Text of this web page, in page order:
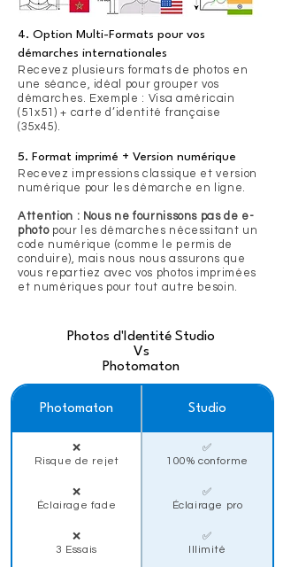
​4. Option Multi-Formats pour vos
démarches internationales
Recevez plusieurs formats de photos en
une séance, idéal pour grouper vos
démarches. Exemple : Visa américain
(51x51) + carte d’identité française
(35x45).
5. Format imprimé + Version numérique
Recevez impressions classique et version
numérique pour les démarche en ligne.
Attention : Nous ne fournissons pas de e-
photopour les démarches nécessitant un
code numérique (comme le permis de
conduire), mais nous nous assurons que
vous repartiez avec vos photos imprimées
et numériques pour tout autre besoin.
Photos d'Identité Studio
Vs
Photomaton
Photomaton Studio
❌
Risque de rejet
✅
100% conforme
❌
Éclairage fade
✅
Éclairage pro
❌
3 Essais
✅
Illimité